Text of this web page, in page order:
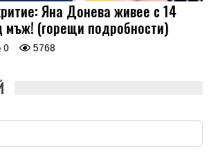
Яна Донева живее с 14
мъж! (горещи подробности)
0 5768